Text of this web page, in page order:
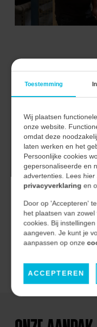
VAN ALLE
Bij Vecon Engineers
uitdagingen en kansen
Door nauwe
we hun unieke
effectieve en
onze oplossingen,
effectiviteit op de
Toestemming
Wij plaatsen
onze website.
omdat deze
laten werken en het
Persoonlijke cookies
gepersonaliseerde en
advertenties. Lees
privacyverklaring en
Door op 'Accepteren'
het plaatsen van
cookies. Bij
aangeven. Je kunt je
aanpassen op onze
ACCEPTEREN